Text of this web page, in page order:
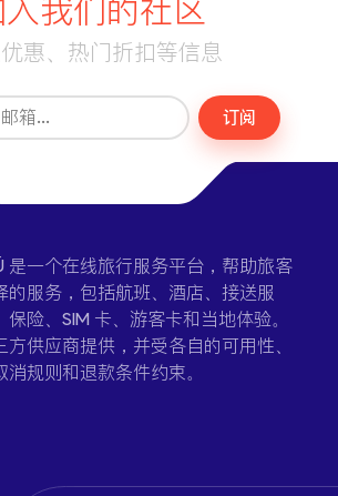
我们的社区
惠、热门折扣等信息
订阅
是一个在线旅行服务平台，帮助旅客
的服务，包括航班、酒店、接送服
险、SIM 卡、游客卡和当地体验。
方供应商提供，并受各自的可用性、
规则和退款条件约束。